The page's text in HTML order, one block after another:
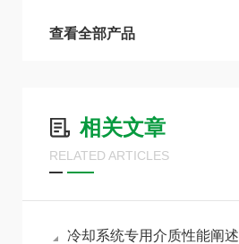
查看全部产品
相关文章
RELATED ARTICLES
冷却系统专用介质性能阐述